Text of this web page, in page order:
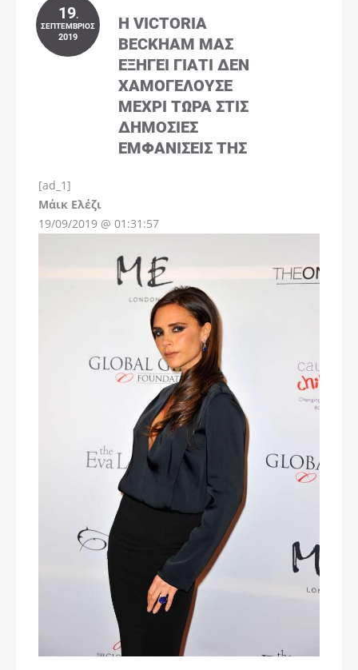
19.
ΣΕΠΤΈΜΒΡΙΟΣ
2019
Η VICTORIA
BECKHAM ΜΑΣ
ΕΞΗΓΕΊ ΓΙΑΤΊ ΔΕΝ
ΧΑΜΟΓΕΛΟΎΣΕ
ΜΈΧΡΙ ΤΏΡΑ ΣΤΙΣ
ΔΗΜΌΣΙΕΣ
ΕΜΦΑΝΊΣΕΙΣ ΤΗΣ
[ad_1]
Μάικ Ελέζι
19/09/2019 @ 01:31:57